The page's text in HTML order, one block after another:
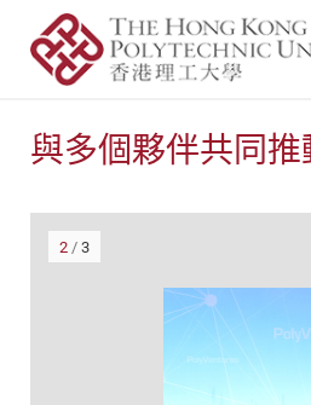
與多個夥伴共同
2 / 3